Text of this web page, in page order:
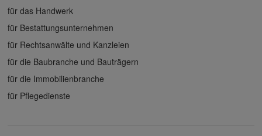
für das Handwerk
für Bestattungsunternehmen
für Rechtsanwälte und Kanzleien
für die Baubranche und Bauträgern
für die Immobilienbranche
für Pflegedienste